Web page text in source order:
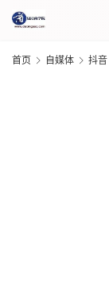
首页 自媒体 抖音